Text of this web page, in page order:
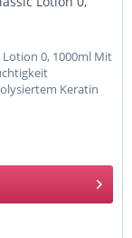
0, 1000ml Mit
Keratin